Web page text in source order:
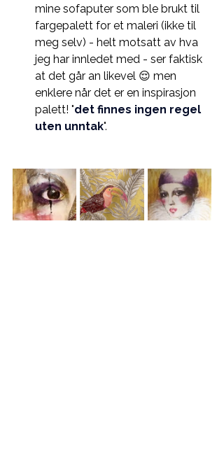
mine sofaputer som ble brukt til
fargepalett for et maleri (ikke til
meg selv) - helt motsatt av hva
jeg har innledet med - ser faktisk
at det går an likevel 😌 men
enklere når det er en inspirasjon
palett! "det finnes ingen regel
uten unntak".